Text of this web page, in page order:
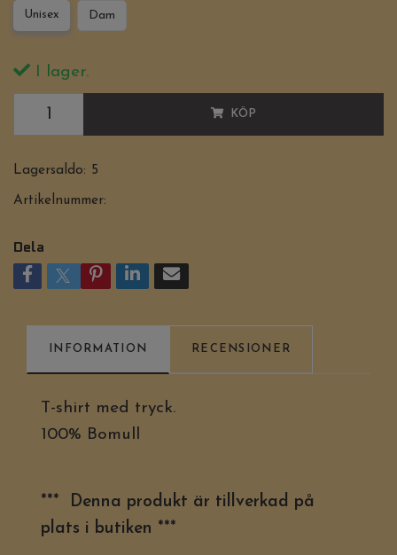
Unisex Dam
I lager.
KÖP
Lagersaldo: 5
Artikelnummer:
Dela
INFORMATION RECENSIONER
T-shirt med tryck.
100% Bomull
*** Denna produkt är tillverkad på
plats i butiken ***